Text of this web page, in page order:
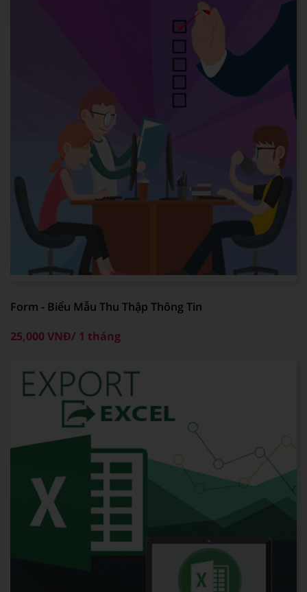
Form - Biểu Mẫu Thu Thập Thông Tin
25,000 VNĐ/ 1 tháng